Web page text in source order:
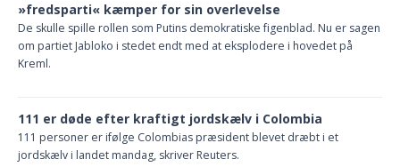
»fredsparti« kæmper for sin overlevelse
De skulle spille rollen som Putins demokratiske figenblad. Nu er sagen
om partiet Jabloko i stedet endt med at eksplodere i hovedet på
Kreml.
111 er døde efter kraftigt jordskælv i Colombia
111 personer er ifølge Colombias præsident blevet dræbt i et
jordskælv i landet mandag, skriver Reuters.